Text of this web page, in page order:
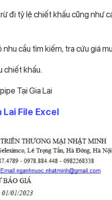
đi tỷ lệ chiết khấu cũng như
cầu tìm kiếm, tra cứu giá
chiết khấu.
Tại Gia Lai
Lai File Excel